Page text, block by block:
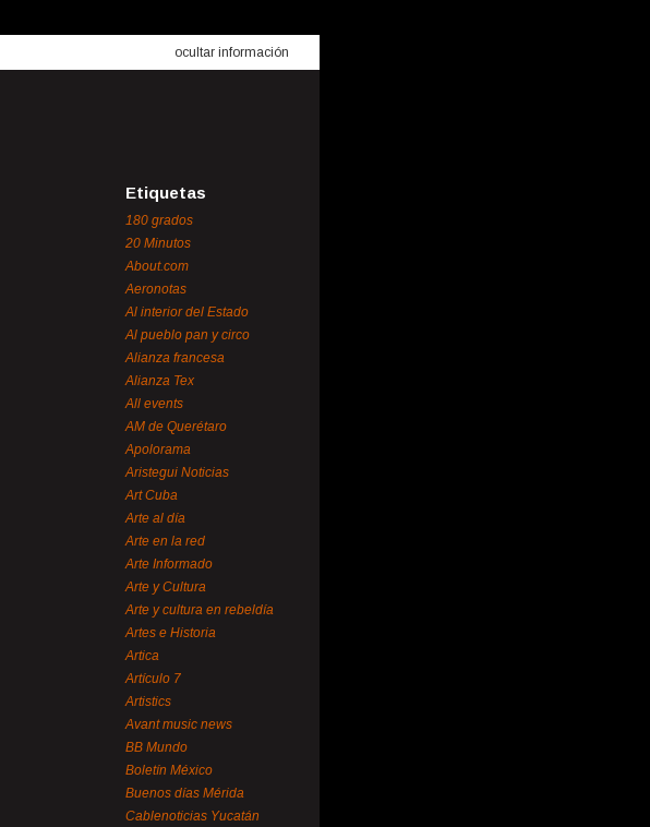
ocultar información
Etiquetas
180 grados
20 Minutos
About.com
Aeronotas
Al interior del Estado
Al pueblo pan y circo
Alianza francesa
Alianza Tex
All events
AM de Querétaro
Apolorama
Aristegui Noticias
Art Cuba
Arte al día
Arte en la red
Arte Informado
Arte y Cultura
Arte y cultura en rebeldía
Artes e Historia
Artica
Artículo 7
Artistics
Avant music news
BB Mundo
Boletín México
Buenos días Mérida
Cablenoticias Yucatán